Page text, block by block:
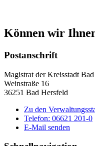
Können wir
Postanschrift
Magistrat der Kreisstadt
Weinstraße 16
36251 Bad Hersfeld
Zu den
Telefon: 06621 201-0
E-Mail senden